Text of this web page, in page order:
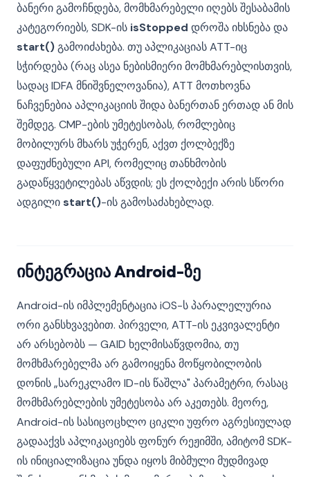
ბანერი გამოჩნდება, მომხმარებელი იღებს შესაბამის
კატეგორიებს, SDK-ის isStopped დროშა იხსნება და
start()გამოიძახება. თუ აპლიკაციას ATT-იც
სჭირდება (რაც ასეა ნებისმიერი მომხმარებლისთვის,
სადაც IDFA მნიშვნელოვანია), ATT მოთხოვნა
ნაჩვენებია აპლიკაციის შიდა ბანერთან ერთად ან მის
შემდეგ. CMP-ების უმეტესობას, რომლებიც
მობილურს მხარს უჭერენ, აქვთ ქოლბექზე
დაფუძნებული API, რომელიც თანხმობის
გადაწყვეტილებას აწვდის; ეს ქოლბექი არის სწორი
ადგილიstart()-ის გამოსაძახებლად.
ინტეგრაცია Android-ზე
Android-ის იმპლემენტაცია iOS-ს პარალელურია
ორი განსხვავებით. პირველი, ATT-ის ეკვივალენტი
არ არსებობს — GAID ხელმისაწვდომია, თუ
მომხმარებელმა არ გამოიყენა მოწყობილობის
დონის „სარეკლამო ID-ის წაშლა" პარამეტრი, რასაც
მომხმარებლების უმეტესობა არ აკეთებს. მეორე,
Android-ის სასიცოცხლო ციკლი უფრო აგრესიულად
გადააქვს აპლიკაციებს ფონურ რეჟიმში, ამიტომ SDK-
ის ინიციალიზაცია უნდა იყოს მიბმული მუდმივად